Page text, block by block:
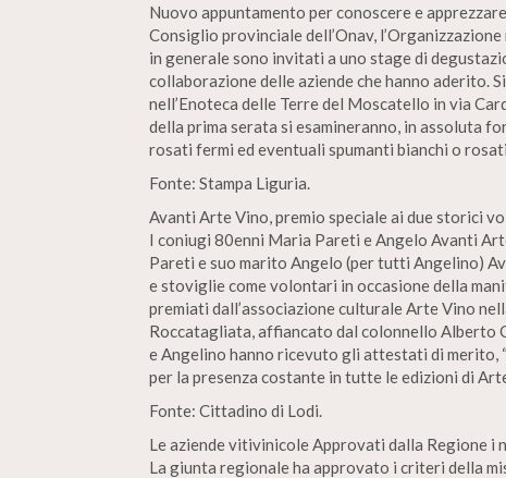
Nuovo appuntamento per conoscere e
Consiglio provinciale dell’Onav,
in generale sono invitati a uno stage di
collaborazione delle aziende che hanno aderito.
nell’Enoteca delle Terre del Moscatello in via
della prima serata si esamineranno, in assoluta
rosati fermi ed eventuali spumanti bianchi o
Fonte: Stampa Liguria.
Avanti Arte Vino, premio speciale ai due storici
I coniugi 80enni Maria Pareti e Angelo Avanti
Pareti e suo marito Angelo (per tutti Angelino)
e stoviglie come volontari in occasione della
premiati dall’associazione culturale Arte Vino
Roccatagliata, affiancato dal colonnello Alberto
e Angelino hanno ricevuto gli attestati di merito,
per la presenza costante in tutte le edizioni di
Fonte: Cittadino di Lodi.
Le aziende vitivinicole Approvati dalla Regione i
La giunta regionale ha approvato i criteri della